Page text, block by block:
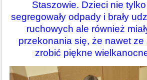
Staszowie. Dzieci nie
segregowały odpady i brały
ruchowych ale również
przekonania się, że nawet ze
zrobić piękne